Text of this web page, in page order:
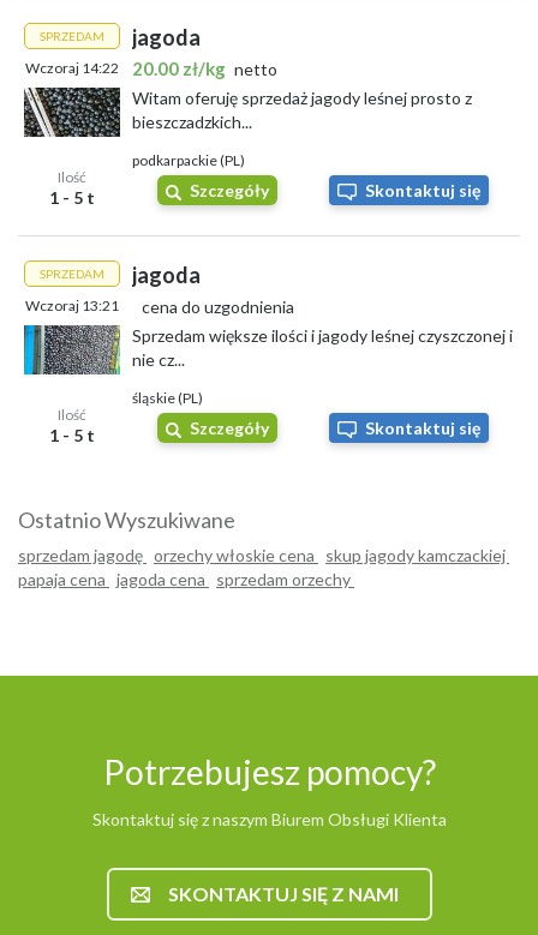
SPRZEDAM
Wczoraj 14:22
Ilość
1 - 5 t
jagoda
20.00 zł/kg netto
Witam oferuję sprzedaż jagody leśnej prosto z
bieszczadzkich...
podkarpackie (PL)
Szczegóły Skontaktuj się
SPRZEDAM
Wczoraj 13:21
Ilość
1 - 5 t
jagoda
cena do uzgodnienia
Sprzedam większe ilości i jagody leśnej czyszczonej i
nie cz...
śląskie (PL)
Szczegóły Skontaktuj się
Ostatnio Wyszukiwane
sprzedam jagodę orzechy włoskie cena
skup jagody kamczackiej
papaja cena jagoda cena sprzedam orzechy
Potrzebujesz pomocy?
Skontaktuj się z naszym Biurem Obsługi Klienta
SKONTAKTUJ SIĘ Z NAMI